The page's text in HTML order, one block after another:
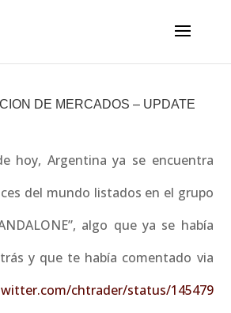
DE MERCADOS – UPDATE
hoy, Argentina ya se encuentra
del mundo listados en el grupo
algo que ya se había
y que te había comentado via
chtrader/status/145479